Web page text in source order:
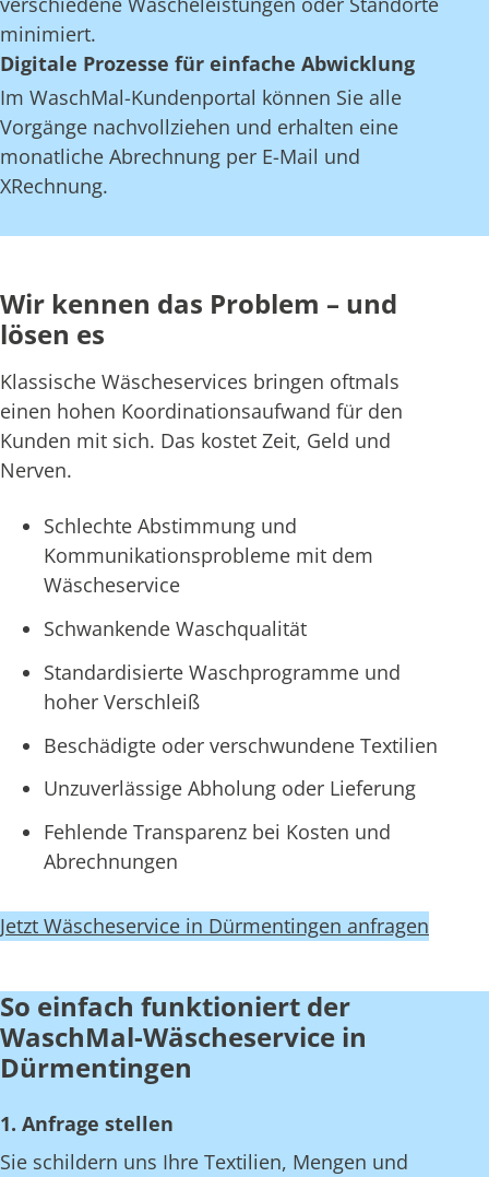
minimiert.
Digitale Prozesse für einfache Abwicklung
Im WaschMal-Kundenportal können Sie alle
Vorgänge nachvollziehen und erhalten eine
monatliche Abrechnung per E-Mail und
XRechnung.
Wir kennen das Problem – und
lösen es
Klassische Wäscheservices bringen oftmals
einen hohen Koordinationsaufwand für den
Kunden mit sich. Das kostet Zeit, Geld und
Nerven.
Schlechte Abstimmung und
Kommunikationsprobleme mit dem
Wäscheservice
Schwankende Waschqualität
Standardisierte Waschprogramme und
hoher Verschleiß
Beschädigte oder verschwundene Textilien
Unzuverlässige Abholung oder Lieferung
Fehlende Transparenz bei Kosten und
Abrechnungen
Jetzt Wäscheservice in Dürmentingen anfragen
So einfach funktioniert der
WaschMal-Wäscheservice in
Dürmentingen
1. Anfrage stellen
Sie schildern uns Ihre Textilien, Mengen und